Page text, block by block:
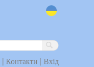
| Контакти | Вхід